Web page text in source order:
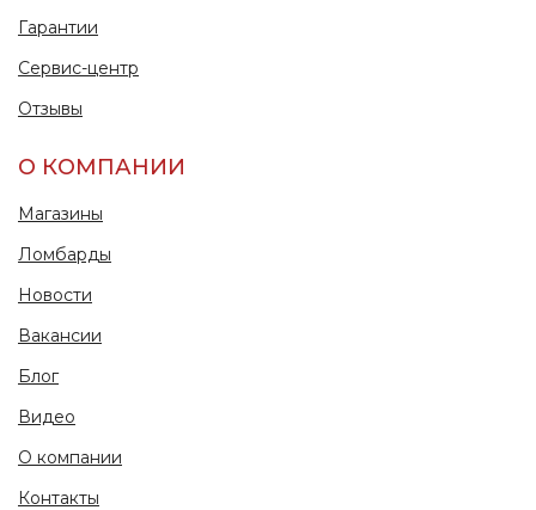
Гарантии
Сервис-центр
Отзывы
О КОМПАНИИ
Магазины
Ломбарды
Новости
Вакансии
Блог
Видео
О компании
Контакты